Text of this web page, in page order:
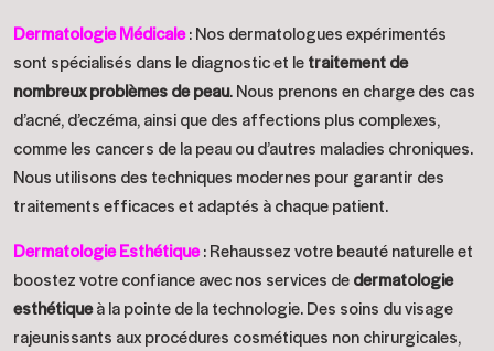
Dermatologie Médicale: Nos dermatologues expérimentés
sont spécialisés dans le diagnostic et letraitement de
nombreux problèmes de peau. Nous prenons en charge des cas
d’acné, d’eczéma, ainsi que des affections plus complexes,
comme les cancers de la peau ou d’autres maladies chroniques.
Nous utilisons des techniques modernes pour garantir des
traitements efficaces et adaptés à chaque patient.
Dermatologie Esthétique: Rehaussez votre beauté naturelle et
boostez votre confiance avec nos services dedermatologie
esthétiqueà la pointe de la technologie. Des soins du visage
rajeunissants aux procédures cosmétiques non chirurgicales,